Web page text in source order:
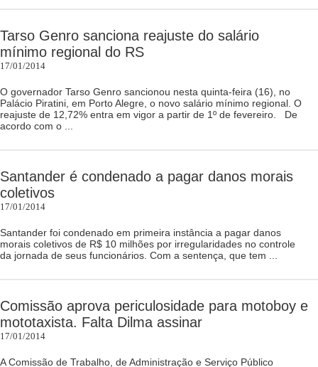
Tarso Genro sanciona reajuste do salário
mínimo regional do RS
17/01/2014
O governador Tarso Genro sancionou nesta quinta-feira (16), no
Palácio Piratini, em Porto Alegre, o novo salário mínimo regional. O
reajuste de 12,72% entra em vigor a partir de 1º de fevereiro. De
acordo com o ...
Santander é condenado a pagar danos morais
coletivos
17/01/2014
Santander foi condenado em primeira instância a pagar danos
morais coletivos de R$ 10 milhões por irregularidades no controle
da jornada de seus funcionários. Com a sentença, que tem ...
Comissão aprova periculosidade para motoboy e
mototaxista. Falta Dilma assinar
17/01/2014
A Comissão de Trabalho, de Administração e Serviço Público